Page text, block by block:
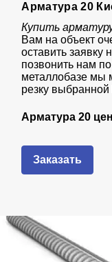
Арматура 20
Купить
Вам на объект
оставить заявку
позвонить нам
металлобазе мы
резку
Арматура 20
Заказать